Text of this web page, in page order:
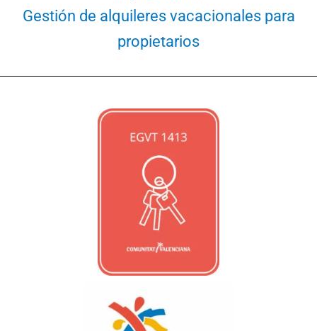
Gestión de alquileres vacacionales para
propietarios